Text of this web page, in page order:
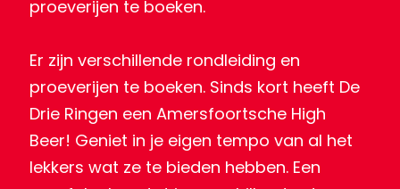
proeverijen te boeken.
Er zijn verschillende rondleiding en
proeverijen te boeken. Sinds kort heeft De
Drie Ringen een Amersfoortsche High
Beer! Geniet in je eigen tempo van al het
lekkers wat ze te bieden hebben. Een